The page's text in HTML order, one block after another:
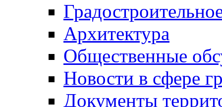
Архитектура
Общественные
Новости в сфере
Документы